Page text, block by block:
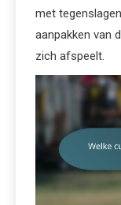
met
aanpakken van
zich afspeelt.